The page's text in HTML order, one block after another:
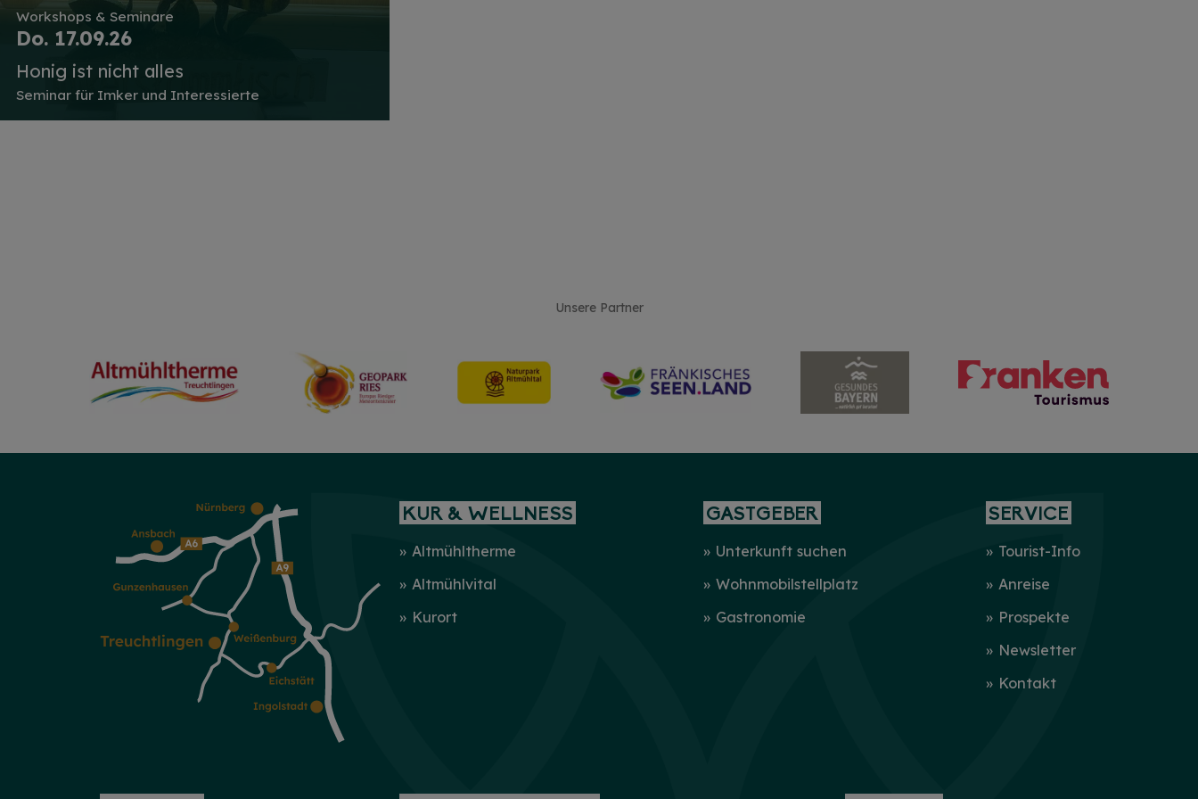
Workshops & Seminare
Do. 17.09.26
Honig ist nicht alles
Seminar für Imker und Interessierte
Unsere Partner
KUR & WELLNESS
Altmühltherme
Altmühlvital
Kurort
GASTGEBER
Unterkunft suchen
Wohnmobilstellplatz
Gastronomie
SERVICE
Tourist-Info
Anreise
Prospekte
Newsletter
Kontakt